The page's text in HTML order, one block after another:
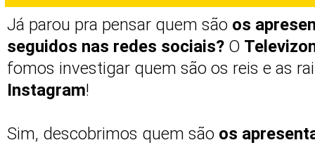
Já parou pra pensar quem são os
seguidos nas redes sociais? O
fomos investigar quem são os reis e as
Instagram!
Sim, descobrimos quem são os